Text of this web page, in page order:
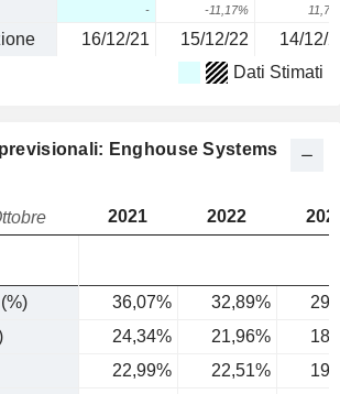
- -11,17%
16/12/21 15/12/22 14/12/
Dati Stimati
Enghouse Systems
2021 2022
36,07% 32,89%
24,34% 21,96%
22,99% 22,51%